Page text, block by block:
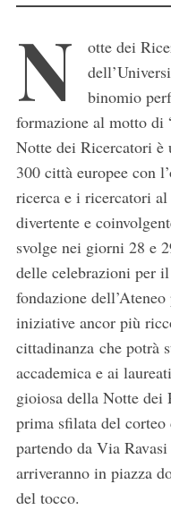
N
otte dei
binomio
formazione al motto di
Notte dei Ricercatori è
300 città europee con
ricerca e i ricercatori
divertente e
svolge nei giorni 28 e
delle celebrazioni per
fondazione
iniziative ancor più
cittadinanza che potrà
accademica e ai
gioiosa della Notte dei
prima sfilata del
partendo da Via
arriveranno in piazza
del tocco.